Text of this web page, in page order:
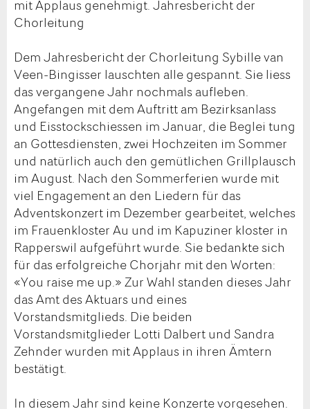
mit Applaus genehmigt. Jahresbericht der
Chorleitung
Dem Jahresbericht der Chorleitung Sybille van
Veen-Bingisser lauschten alle gespannt. Sie liess
das vergangene Jahr nochmals aufleben.
Angefangen mit dem Auftritt am Bezirksanlass
und Eisstockschiessen im Januar, die Beglei tung
an Gottesdiensten, zwei Hochzeiten im Sommer
und natürlich auch den gemütlichen Grillplausch
im August. Nach den Sommerferien wurde mit
viel Engagement an den Liedern für das
Adventskonzert im Dezember gearbeitet, welches
im Frauenkloster Au und im Kapuziner kloster in
Rapperswil aufgeführt wurde. Sie bedankte sich
für das erfolgreiche Chorjahr mit den Worten:
«You raise me up.» Zur Wahl standen dieses Jahr
das Amt des Aktuars und eines
Vorstandsmitglieds. Die beiden
Vorstandsmitglieder Lotti Dalbert und Sandra
Zehnder wurden mit Applaus in ihren Ämtern
bestätigt.
In diesem Jahr sind keine Konzerte vorgesehen.